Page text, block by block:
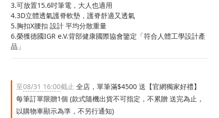
3.可放置15.6吋筆電，大人也適用
4.3D立體透氣護脊軟墊，護脊舒適又透氣
5.胸扣X腰扣 設計 平均分散重量
6.榮獲德國IGR e.V.背部健康國際協會鑒定「符合人體工學設計產
品」
至08/31 16:00截止 全店，單筆滿$4500 送【官網獨家好禮】
每筆訂單限贈1個 (款式隨機出貨不可指定，不累贈 送完為止，
以購物車顯示為準，不另行通知)